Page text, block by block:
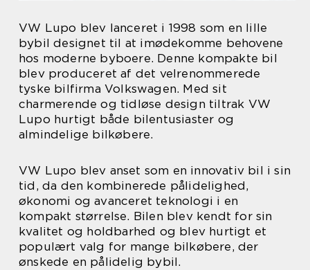
VW Lupo blev lanceret i 1998 som en lille
bybil designet til at imødekomme behovene
hos moderne byboere. Denne kompakte bil
blev produceret af det velrenommerede
tyske bilfirma Volkswagen. Med sit
charmerende og tidløse design tiltrak VW
Lupo hurtigt både bilentusiaster og
almindelige bilkøbere.
VW Lupo blev anset som en innovativ bil i sin
tid, da den kombinerede pålidelighed,
økonomi og avanceret teknologi i en
kompakt størrelse. Bilen blev kendt for sin
kvalitet og holdbarhed og blev hurtigt et
populært valg for mange bilkøbere, der
ønskede en pålidelig bybil.